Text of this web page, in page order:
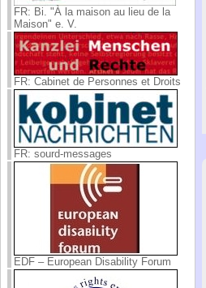
FR: Bi. "À la maison au lieu de la
Maison" e. V.
FR: Cabinet de Personnes et Droits
FR: sourd-messages
EDF – European Disability Forum